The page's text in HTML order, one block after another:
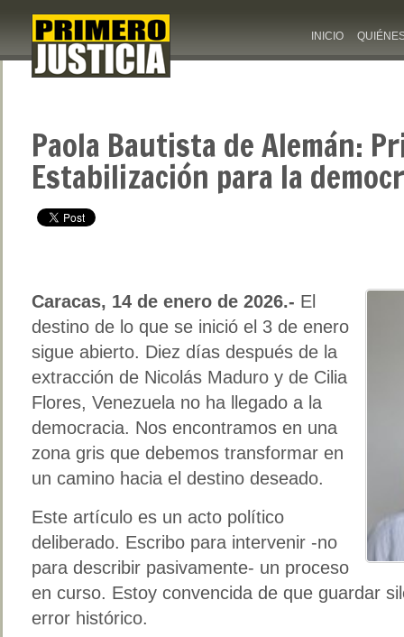
INICIO
Paola Bautista de Alemán:
Estabilización para la
Caracas, 14 de enero de 2026.- El
destino de lo que se inició el 3 de enero
sigue abierto. Diez días después de la
extracción de Nicolás Maduro y de Cilia
Flores, Venezuela no ha llegado a la
democracia. Nos encontramos en una
zona gris que debemos transformar en
un camino hacia el destino deseado.
Este artículo es un acto político
deliberado. Escribo para intervenir -no
para describir pasivamente- un proceso
en curso. Estoy convencida de que guardar
error histórico.